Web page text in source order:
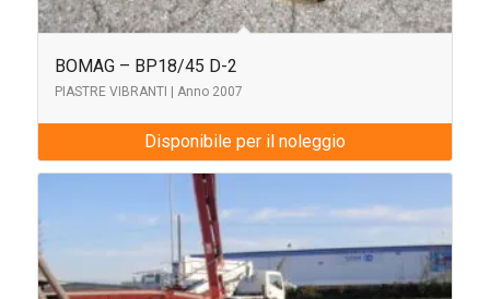
BOMAG – BP18/45 D-2
PIASTRE VIBRANTI | Anno 2007
Disponibile per il noleggio